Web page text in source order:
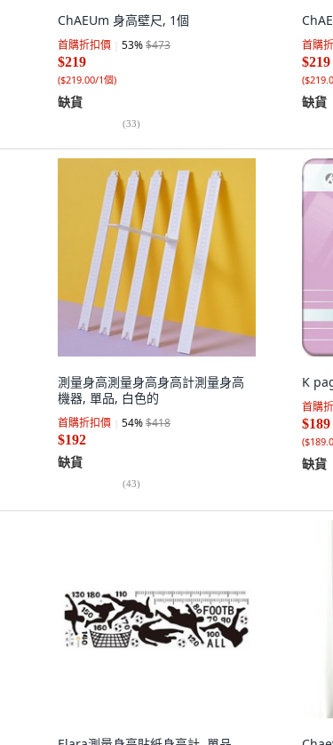
ChAEUm 身高壁尺, 1個
首購折扣價 53%$473
$219
($219.00/1個)
缺貨
(33)
首購
$219
(
缺貨
測量身高測量身高身高計測量身高
機器, 單品, 白色的
首購折扣價 54%$418
$192
缺貨
(43)
K
首購
$189
(
缺貨